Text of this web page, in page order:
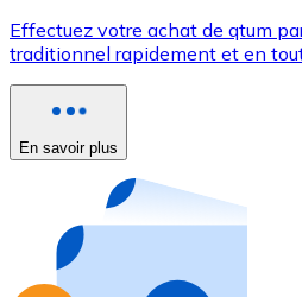
Utilisez les cartes Visa et
Acheter avec carte
Nouveau
Achetez des cartes-
Aller à la boutique de cartes-
Effectuez votre achat de qtum
traditionnel rapidement et en
En savoir plus